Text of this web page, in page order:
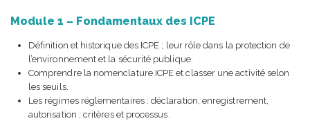
Module 1 – Fondamentaux des ICPE
Définition et historique des ICPE ; leur rôle dans la protection de
l’environnement et la sécurité publique.
Comprendre la nomenclature ICPE et classer une activité selon
les seuils.
Les régimes réglementaires : déclaration, enregistrement,
autorisation ; critères et processus.